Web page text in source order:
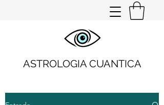
ASTROLOGIA CUANTICA